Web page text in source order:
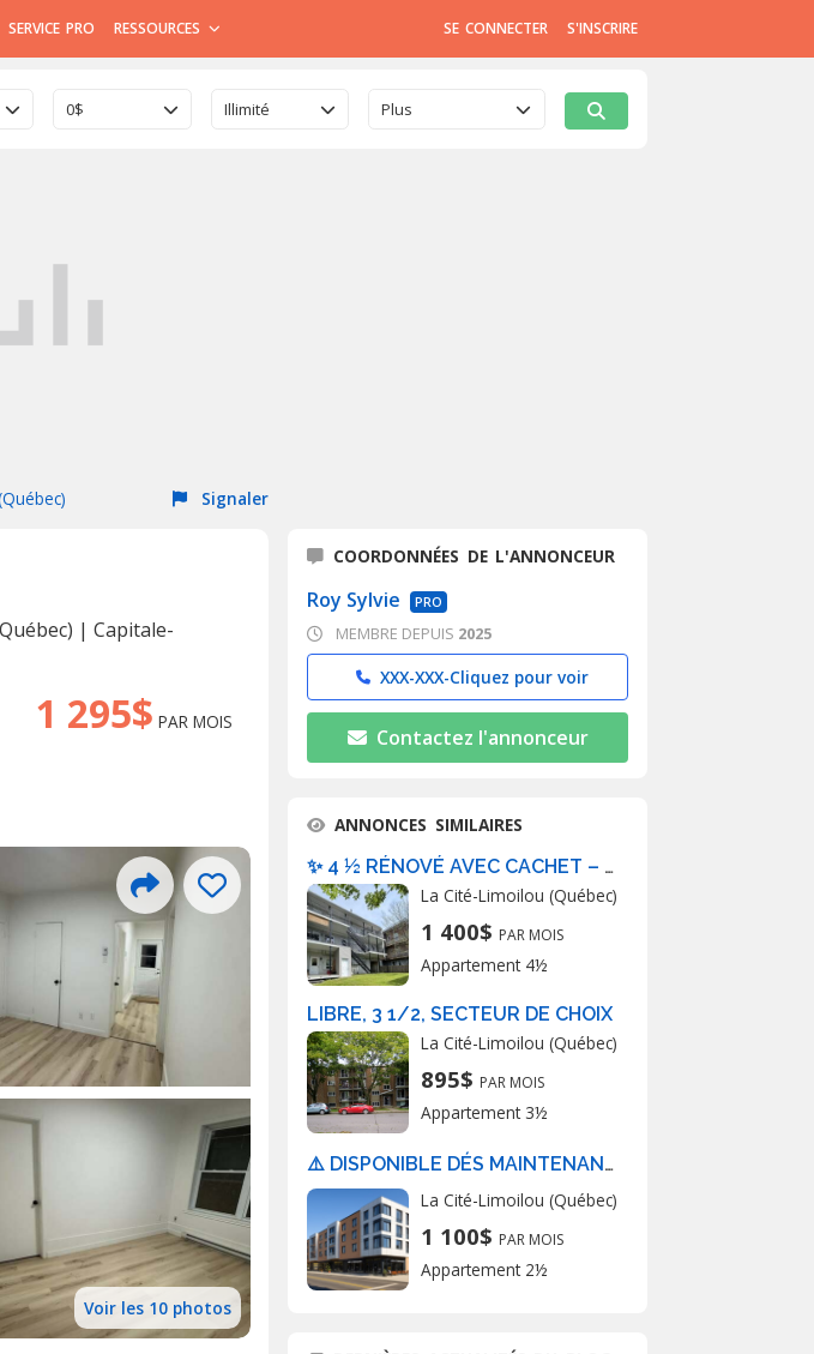
SERVICE PRO RESSOURCES SE CONNECTER S'INSCRIRE
0$ Illimité Plus
Signaler
| Capitale-
1 295$ PAR MOIS
Voir les 10 photos
COORDONNÉES DE L'ANNONCEUR
Roy Sylvie PRO
MEMBRE DEPUIS 2025
XXX-XXX-Cliquez pour voir
Contactez l'annonceur
ANNONCES SIMILAIRES
✨ 4 ½ RÉNOVÉ AVEC CACHET – Quartier Sain
La Cité-Limoilou (Québec)
1 400$ PAR MOIS
Appartement 4½
LIBRE, 3 1/2, SECTEUR DE CHOIX
La Cité-Limoilou (Québec)
895$ PAR MOIS
Appartement 3½
⚠️ DISPONIBLE DÉS MAINTENANT ⚠️
La Cité-Limoilou (Québec)
1 100$ PAR MOIS
Appartement 2½